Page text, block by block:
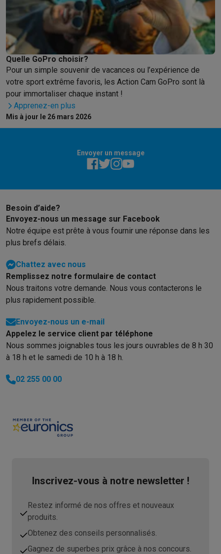
Quelle GoPro choisir?
Pour un simple souvenir de vacances ou l’expérience de
votre sport extrême favoris, les Action Cam GoPro sont là
pour immortaliser chaque instant !
Apprenez-en plus
Mis à jour le 26 mars 2026
Envoyer un message
Besoin d’aide?
Envoyez-nous un message sur Facebook
Notre équipe est prête à vous fournir une réponse dans les
plus brefs délais.
Chattez avec nous
Remplissez notre formulaire de contact
Nous traitons votre demande. Nous vous contacterons le
plus rapidement possible.
Envoyez-nous un e-mail
Appelez le service client par téléphone
Nous sommes joignables tous les jours ouvrables de 8 h 30
à 18 h et le samedi de 10 h à 18 h.
02 255 00 00
Inscrivez-vous à notre newsletter !
Restez informé de nos offres et nouveaux
produits.
Obtenez des conseils personnalisés.
Gagnez de superbes prix grâce à nos concours.